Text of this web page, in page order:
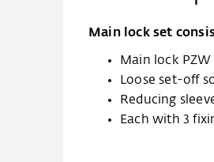
Main lock set
Main lock
Loose set-off
Reducing
Each with 3